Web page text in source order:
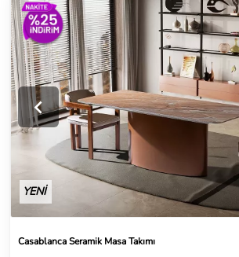
YENİ
Casablanca Seramik Masa Takımı